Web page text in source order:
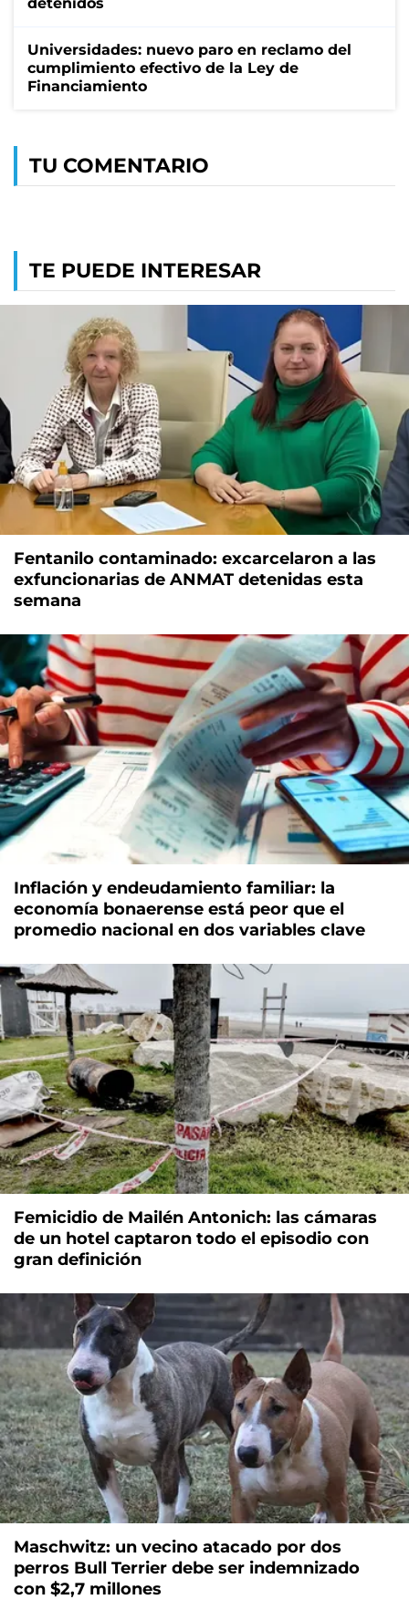
Universidades: nuevo paro en reclamo del
cumplimiento efectivo de la Ley de
Financiamiento
TU COMENTARIO
TE PUEDE INTERESAR
Fentanilo contaminado: excarcelaron a las
exfuncionarias de ANMAT detenidas esta
semana
Inflación y endeudamiento familiar: la
economía bonaerense está peor que el
promedio nacional en dos variables clave
Femicidio de Mailén Antonich: las cámaras
de un hotel captaron todo el episodio con
gran definición
Maschwitz: un vecino atacado por dos
perros Bull Terrier debe ser indemnizado
con $2,7 millones